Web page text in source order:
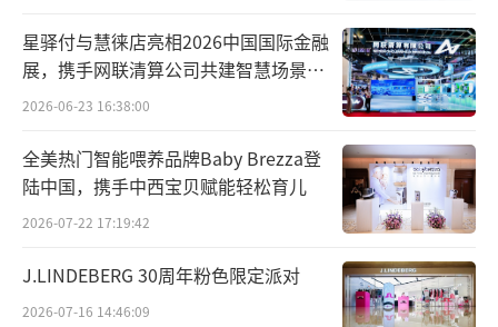
星驿付与慧徕店亮相2026中国国际金融
展，携手网联清算公司共建智慧场景生
态，共绘数智民生图景
2026-06-23 16:38:00
全美热门智能喂养品牌Baby Brezza登
陆中国，携手中西宝贝赋能轻松育儿
2026-07-22 17:19:42
J.LINDEBERG 30周年粉色限定派对
2026-07-16 14:46:09